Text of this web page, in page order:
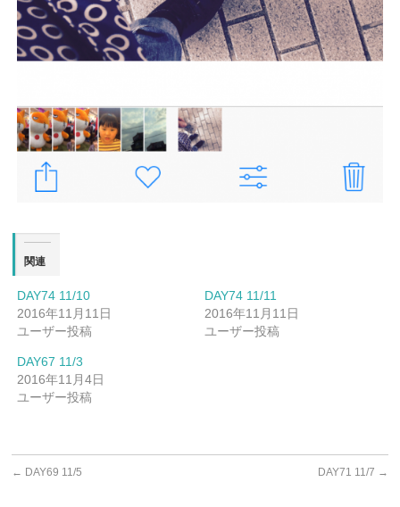
関連
DAY74 11/10
2016年11月11日
ユーザー投稿
DAY74 11/11
2016年11月11日
ユーザー投稿
DAY67 11/3
2016年11月4日
ユーザー投稿
← DAY69 11/5 DAY71 11/7 →